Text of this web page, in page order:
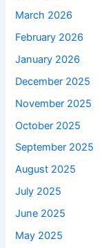
March 2026
February 2026
January 2026
December 2025
November 2025
October 2025
September 2025
August 2025
July 2025
June 2025
May 2025